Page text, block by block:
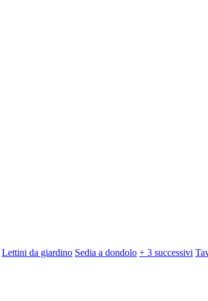
Lettini da giardino Sedia a dondolo + 3 successivi